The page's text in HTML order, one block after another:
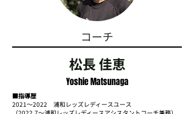
コーチ
松長 佳恵
Yoshie Matsunaga
■指導歴
2021〜2022 浦和レッズレディースユース